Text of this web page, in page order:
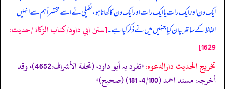
ایک دن اور ایک رات یا ایک رات اور ایک دن کا کھانا ہو، نفیلی نے اسے مختصراً ہم سے انہیں
الفاظ کے ساتھ بیان کیا جنہیں میں نے ذکر کیا ہے۔[سنن ابي داود/كتاب الزكاة /حدیث:
1629]
تخریج الحدیث دارالدعوہ:
«‏‏‏‏تفرد بہ أبو داود، (تحفة الأشراف:4652)، وقد
أخرجہ: مسند احمد (4/180، 181) (صحیح)»